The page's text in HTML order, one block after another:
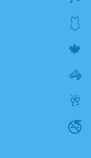
🩱
🍁
🦓
🥂
🚭